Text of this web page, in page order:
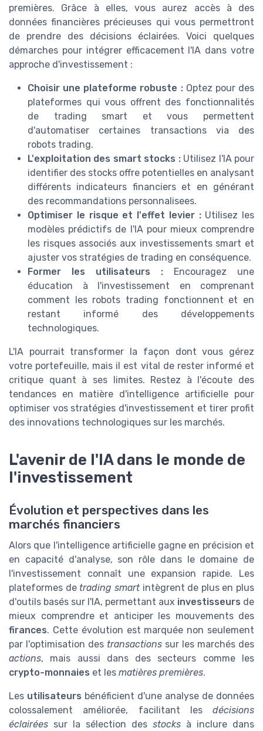
premières. Grâce à elles, vous aurez accès à des
données financières précieuses qui vous permettront
de prendre des décisions éclairées. Voici quelques
démarches pour intégrer efficacement l'IA dans votre
approche d'investissement :
Choisir une plateforme robuste :Optez pour des
plateformes qui vous offrent des fonctionnalités
de trading smart et vous permettent
d'automatiser certaines transactions via des
robots trading.
L'exploitation des smart stocks :Utilisez l'IA pour
identifier des stocks offre potentielles en analysant
différents indicateurs financiers et en générant
des recommandations personnalisees.
Optimiser le risque et l'effet levier :Utilisez les
modèles prédictifs de l'IA pour mieux comprendre
les risques associés aux investissements smart et
ajuster vos stratégies de trading en conséquence.
Former les utilisateurs : Encouragez une
éducation à l'investissement en comprenant
comment les robots trading fonctionnent et en
restant informé des développements
technologiques.
L'IA pourrait transformer la façon dont vous gérez
votre portefeuille, mais il est vital de rester informé et
critique quant à ses limites. Restez à l'écoute des
tendances en matière d'intelligence artificielle pour
optimiser vos stratégies d'investissement et tirer profit
des innovations technologiques sur les marchés.
L'avenir de l'IA dans le monde de
l'investissement
Évolution et perspectives dans les
marchés financiers
Alors que l'intelligence artificielle gagne en précision et
en capacité d'analyse, son rôle dans le domaine de
l'investissement connaît une expansion rapide. Les
plateformes de trading smartintègrent de plus en plus
d'outils basés sur l'IA, permettant aux investisseurs de
mieux comprendre et anticiper les mouvements des
firances. Cette évolution est marquée non seulement
par l'optimisation des transactions sur les marchés des
actions, mais aussi dans des secteurs comme les
crypto-monnaies et les matières premières.
Les utilisateurs bénéficient d'une analyse de données
colossalement améliorée, facilitant les décisions
éclairées sur la sélection des stocks à inclure dans